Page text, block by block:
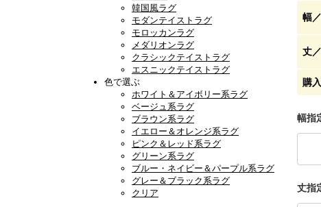
韓国風ラグ
モダンテイストラグ
モロッカンラグ
メダリオンラグ
クラシックテイストラグ
エスニックテイストラグ
色で選ぶ
ホワイト＆アイボリー系ラグ
ベージュ系ラグ
ブラウン系ラグ
イエロー＆オレンジ系ラグ
ピンク＆レッド系ラグ
グリーン系ラグ
ブルー・ネイビー＆パープル系ラグ
グレー＆ブラック系ラグ
クリア
幅
丈
購
幅指
丈指